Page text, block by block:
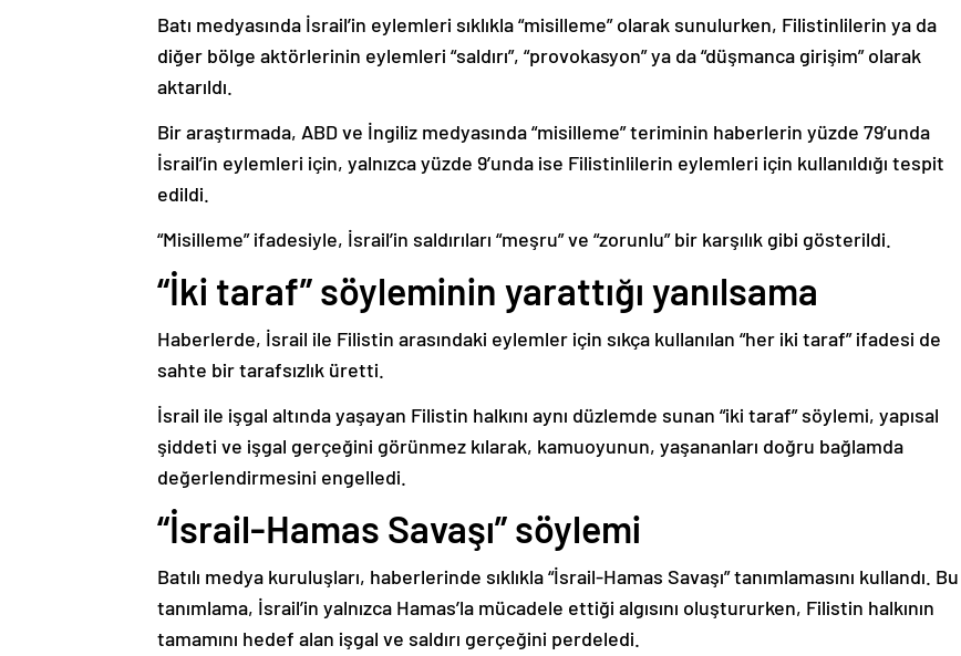
Batı medyasında İsrail’in eylemleri sıklıkla “misilleme” olarak sunulurken, Filistinlilerin ya da
diğer bölge aktörlerinin eylemleri “saldırı”, “provokasyon” ya da “düşmanca girişim” olarak
aktarıldı.
Bir araştırmada, ABD ve İngiliz medyasında “misilleme” teriminin haberlerin yüzde 79’unda
İsrail’in eylemleri için, yalnızca yüzde 9’unda ise Filistinlilerin eylemleri için kullanıldığı tespit
edildi.
“Misilleme” ifadesiyle, İsrail’in saldırıları “meşru” ve “zorunlu” bir karşılık gibi gösterildi.
“İki taraf” söyleminin yarattığı yanılsama
Haberlerde, İsrail ile Filistin arasındaki eylemler için sıkça kullanılan “her iki taraf” ifadesi de
sahte bir tarafsızlık üretti.
İsrail ile işgal altında yaşayan Filistin halkını aynı düzlemde sunan “iki taraf” söylemi, yapısal
şiddeti ve işgal gerçeğini görünmez kılarak, kamuoyunun, yaşananları doğru bağlamda
değerlendirmesini engelledi.
“İsrail-Hamas Savaşı” söylemi
Batılı medya kuruluşları, haberlerinde sıklıkla “İsrail-Hamas Savaşı” tanımlamasını kullandı. Bu
tanımlama, İsrail’in yalnızca Hamas’la mücadele ettiği algısını oluştururken, Filistin halkının
tamamını hedef alan işgal ve saldırı gerçeğini perdeledi.